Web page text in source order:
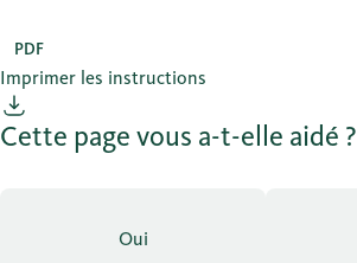
PDF
Imprimer les instructions
Cette page vous a-t-elle aidé ?
Oui